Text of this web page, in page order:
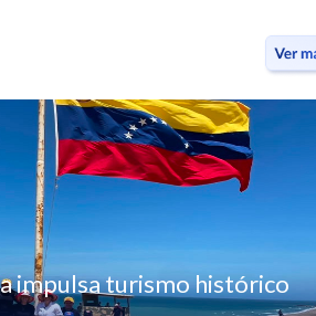
impulsa turismo histórico